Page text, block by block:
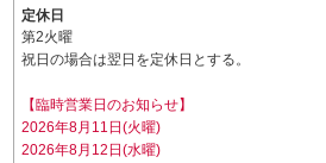
定休日
第2火曜
祝日の場合は翌日を定休日とする。
【臨時営業日のお知らせ】
2026年8月11日(火曜)
2026年8月12日(水曜)